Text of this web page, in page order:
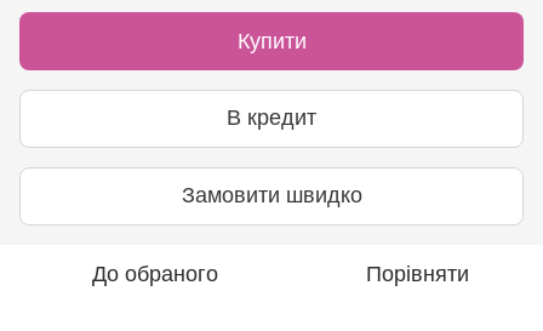
Купити
В кредит
Замовити швидко
До обраного Порівняти